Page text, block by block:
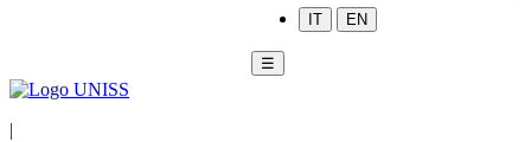
IT EN
☰
|